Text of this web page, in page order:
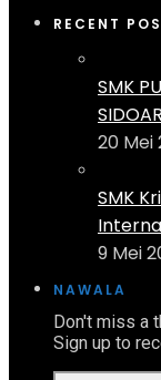
RECENT
SMK
20 Mei
SMK
9 Mei
NAWALA
Don't miss a
Sign up to